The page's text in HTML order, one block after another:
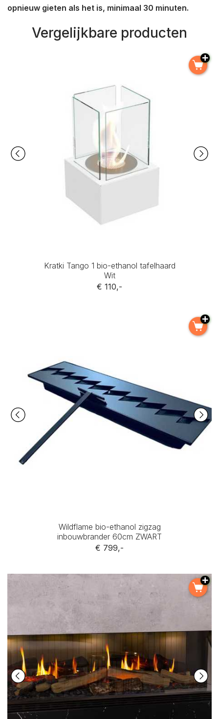
opnieuw gieten als het is, minimaal 30 minuten.
Vergelijkbare producten
Kratki Tango 1 bio-ethanol tafelhaard
Wit
€ 110,-
Wildflame bio-ethanol zigzag
inbouwbrander 60cm ZWART
€ 799,-